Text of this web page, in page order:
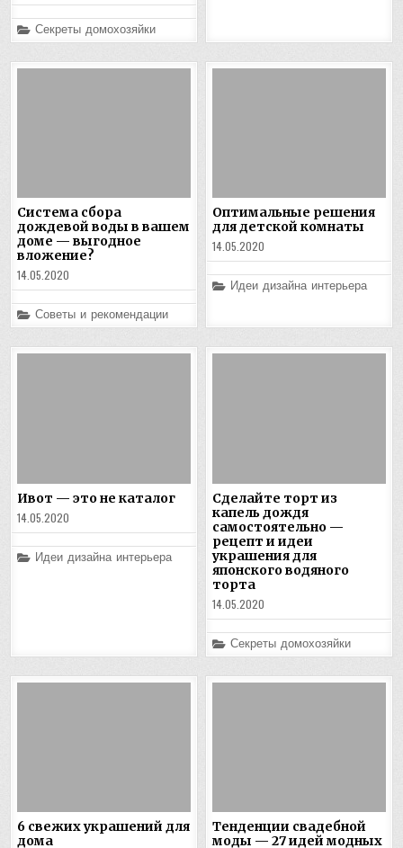
Posted
in
Секреты домохозяйки
Система сбора
дождевой воды в вашем
доме — выгодное
вложение?
14.05.2020
Posted
in
Советы и рекомендации
Оптимальные решения
для детской комнаты
14.05.2020
Posted
in
Идеи дизайна интерьера
Ивот — это не каталог
14.05.2020
Posted
in
Идеи дизайна интерьера
Сделайте торт из
капель дождя
самостоятельно —
рецепт и идеи
украшения для
японского водяного
торта
14.05.2020
Posted
in
Секреты домохозяйки
6 свежих украшений для
дома
Тенденции свадебной
моды — 27 идей модных